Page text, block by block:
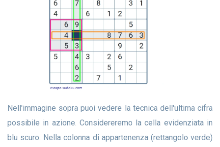
Nell'immagine sopra puoi vedere la tecnica dell'ultima cifra
possibile in azione. Considereremo la cella evidenziata in
blu scuro. Nella colonna di appartenenza (rettangolo verde)